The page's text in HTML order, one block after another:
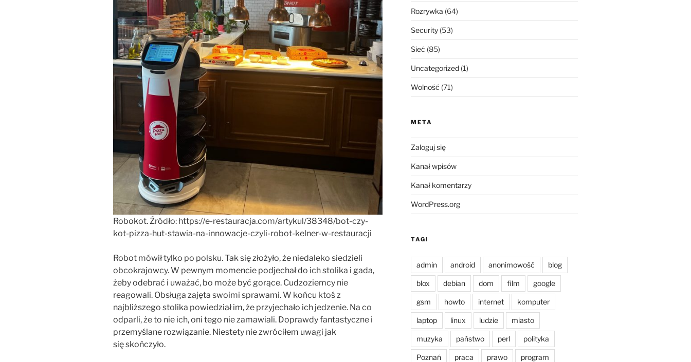
Robokot. Źródło: https://e-restauracja.com/artykul/38348/bot-czy-
kot-pizza-hut-stawia-na-innowacje-czyli-robot-kelner-w-restauracji
Robot mówił tylko po polsku. Tak się złożyło, że niedaleko siedzieli
obcokrajowcy. W pewnym momencie podjechał do ich stolika i gada,
żeby odebrać i uważać, bo może być gorące. Cudzoziemcy nie
reagowali. Obsługa zajęta swoimi sprawami. W końcu ktoś z
najbliższego stolika powiedział im, że przyjechało ich jedzenie. Na co
odparli, że to nie ich, oni tego nie zamawiali. Doprawdy fantastyczne i
przemyślane rozwiązanie. Niestety nie zwróciłem uwagi jak
się skończyło.
Rozrywka (64)
Security(53)
Sieć (85)
Uncategorized(1)
Wolność (71)
META
Zaloguj się
Kanał wpisów
Kanał komentarzy
WordPress.org
TAGI
admin android anonimowość blog
blox debian dom film google
gsm howto internet komputer
laptop linux ludzie miasto
muzyka państwo perl polityka
Poznań praca prawo program